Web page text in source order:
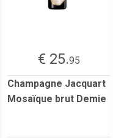
€ 25.95
Champagne Jacquart
Mosaïque brut Demie